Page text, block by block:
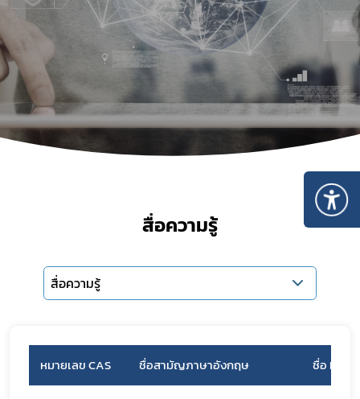
สื่อความรู้
สื่อความรู้
หมายเลข CAS ชื่อสามัญภาษาอังกฤษ ชื่อ